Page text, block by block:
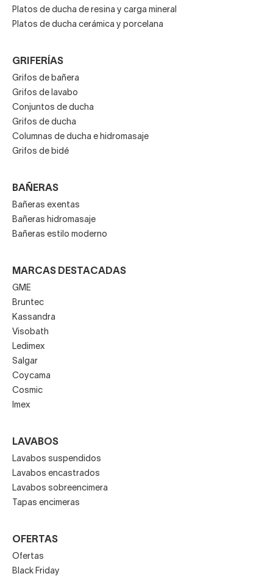
Platos de ducha de resina y carga mineral
Platos de ducha cerámica y porcelana
GRIFERÍAS
Grifos de bañera
Grifos de lavabo
Conjuntos de ducha
Grifos de ducha
Columnas de ducha e hidromasaje
Grifos de bidé
BAÑERAS
Bañeras exentas
Bañeras hidromasaje
Bañeras estilo moderno
MARCAS DESTACADAS
GME
Bruntec
Kassandra
Visobath
Ledimex
Salgar
Coycama
Cosmic
Imex
LAVABOS
Lavabos suspendidos
Lavabos encastrados
Lavabos sobreencimera
Tapas encimeras
OFERTAS
Ofertas
Black Friday